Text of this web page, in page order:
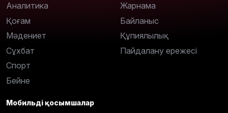
Аналитика
Қоғам
Мәдениет
Сұхбат
Спорт
Бейне
Жарнама
Байланыс
Құпиялылық
Пайдалану ережесі
Мобильді қосымшалар